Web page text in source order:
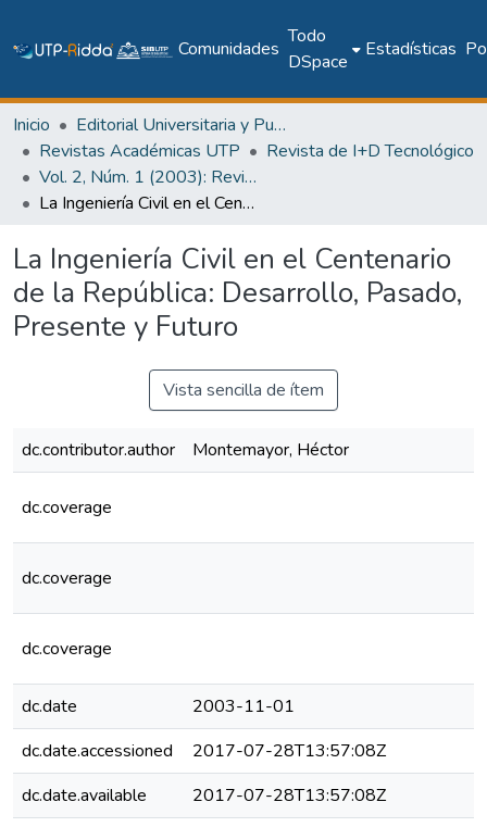
Comunidades
Todo
DSpace
Estadísticas
Inicio
Editorial Universitaria y Publicaciones Seriadas
Revistas Académicas UTP
Revista de I+D Tecnológico
Vol. 2, Núm. 1 (2003): Revista I+D Tecnológico
La Ingeniería Civil en el Centenario de la República: Desarrollo, Pasado, Presente y Futuro
La Ingeniería Civil en el Centenario
de la República: Desarrollo, Pasado,
Presente y Futuro
Vista sencilla de ítem
dc.contributor.author Montemayor, Héctor
dc.coverage
dc.coverage
dc.coverage
dc.date
2003-11-01
dc.date.accessioned
2017-07-28T13:57:08Z
dc.date.available
2017-07-28T13:57:08Z